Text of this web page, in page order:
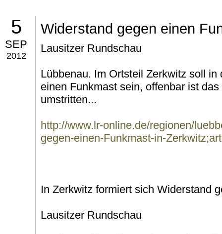
5
SEP
2012
Widerstand gegen einen
Lausitzer Rundschau
Lübbenau. Im Ortsteil Zerkwitz soll in
einen Funkmast sein, offenbar ist
umstritten...
http://www.lr-online.de/regionen/
gegen-einen-Funkmast-in-
In Zerkwitz formiert sich Widerstand
Lausitzer Rundschau